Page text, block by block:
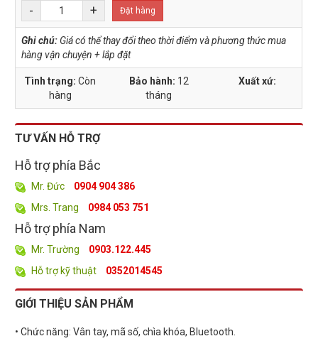
- + Đặt hàng
Ghi chú: Giá có thể thay đổi theo thời điểm và phương thức mua
hàng vận chuyện + lắp đặt
Tình trạng:Còn
hàng
Bảo hành: 12
tháng
Xuất xứ:
TƯ VẤN HỖ TRỢ
Hỗ trợ phía Bắc
Mr. Đức
0904 904 386
Mrs. Trang
0984 053 751
Hỗ trợ phía Nam
Mr. Trường
0903.122.445
Hỗ trợ kỹ thuật
0352014545
GIỚI THIỆU SẢN PHẨM
• Chức năng: Vân tay, mã số, chìa khóa, Bluetooth.